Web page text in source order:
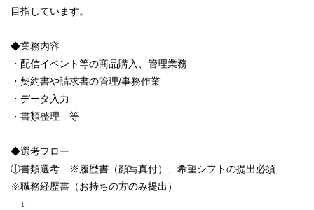
目指しています。
◆業務内容
・配信イベント等の商品購入、管理業務
・契約書や請求書の管理/事務作業
・データ入力
・書類整理 等
◆選考フロー
①書類選考 ※履歴書（顔写真付）、希望シフトの提出必須
※職務経歴書（お持ちの方のみ提出）
↓